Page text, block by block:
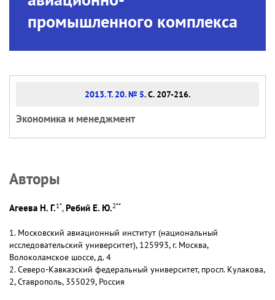
промышленного комплекса
2013. Т. 20. № 5. С. 207-216.
Экономика и менеджмент
Авторы
Агеева Н. Г.1*,Ребий Е. Ю.2**
1. Московский авиационный институт (национальный
исследовательский университет), 125993, г. Москва,
Волоколамское шоссе, д. 4
2. Северо-Кавказский федеральный университет, просп. Кулакова,
2, Ставрополь, 355029, Россия